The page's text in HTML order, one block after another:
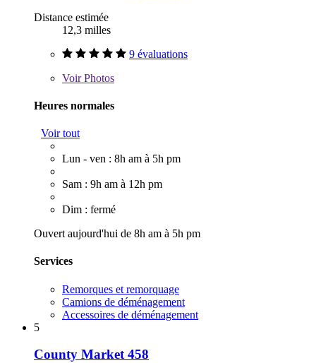
Distance estimée
12,3 milles
9 évaluations
VoirPhotos
Heures normales
Voir tout
Lun - ven : 8h am à 5h pm
Sam : 9h am à 12h pm
Dim : fermé
Ouvert aujourd'hui de 8h am à 5h pm
Services
Remorques et remorquage
Camions de déménagement
Accessoires de déménagement
5
County Market 458